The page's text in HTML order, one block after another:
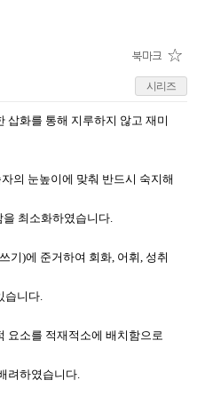
시리즈
삽화를 통해 지루하지 않고 재미
의 눈높이에 맞춰 반드시 숙지해
최소화하였습니다.
기)에 준거하여 회화, 어휘, 성취
습니다.
요소를 적재적소에 배치함으로
려하였습니다.